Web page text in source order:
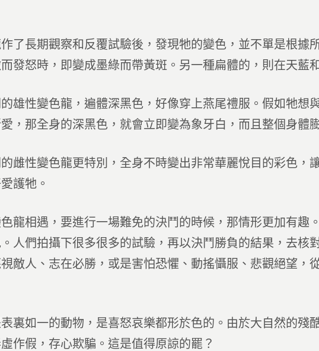
了長期觀察和反覆試驗後，發現牠的變色，並不單是根據
發怒時，即變成墨綠而帶黃斑。另一種扁體的，則在天藍
雄性變色龍，遍體深黑色，好像穿上燕尾禮服。假如牠想
，那全身的深黑色，就會立即變為象牙白，而且整個身體
雌性變色龍更特別，全身不時變出非常華麗悅目的彩色，
護牠。
龍相遇，要進行一場難免的決鬥的時候，那情形更加有趣
人們拍攝下很多很多的試驗，再以決鬥勝負的結果，去核
敵人、志在必勝，或是害怕恐懼、動搖懾服、悲觀絕望，
裏如一的動物，是喜怒哀樂都形於色的。由於大自然的殘
作假，存心欺騙。這是值得原諒的罷？